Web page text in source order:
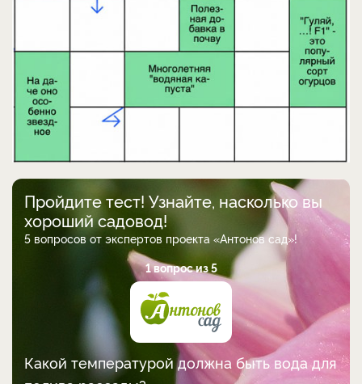
Пройдите тест! Узнайте, насколько вы
хороший садовод!
5 вопросов от экспертов проекта «Антонов сад»!
1 вопрос из 5
Какой температурой должна быть вода для